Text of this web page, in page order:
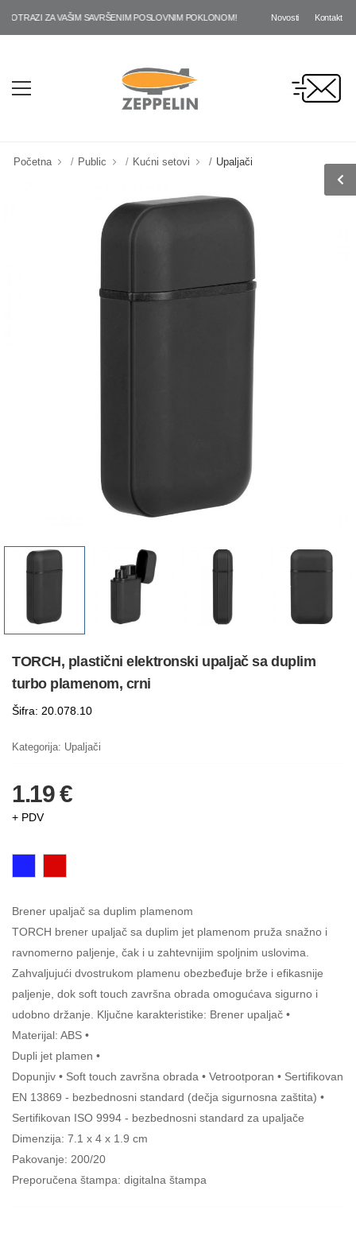
ZA VAŠIM SAVRŠENIM POSLOVNIM POKLONOM! Novosti Kontakt
Početna Public Kućni setovi Upaljači
TORCH, plastični elektronski upaljač sa duplim
turbo plamenom, crni
Šifra: 20.078.10
Kategorija: Upaljači
1.19 €
+ PDV
Brener upaljač sa duplim plamenom
TORCH brener upaljač sa duplim jet plamenom pruža snažno i
ravnomerno paljenje, čak i u zahtevnijim spoljnim uslovima.
Zahvaljujući dvostrukom plamenu obezbeđuje brže i efikasnije
paljenje, dok soft touch završna obrada omogućava sigurno i
udobno držanje. Ključne karakteristike: Brener upaljač •
Materijal: ABS •
Dupli jet plamen •
Dopunjiv • Soft touch završna obrada • Vetrootporan • Sertifikovan
EN 13869 - bezbednosni standard (dečja sigurnosna zaštita) •
Sertifikovan ISO 9994 - bezbednosni standard za upaljače
Dimenzija: 7.1 x 4 x 1.9 cm
Pakovanje: 200/20
Preporučena štampa: digitalna štampa